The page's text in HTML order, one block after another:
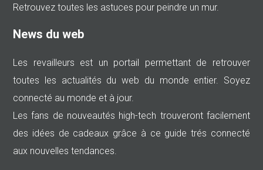
Retrouvez toutes les astuces pour peindre un mur.
News du web
Les revailleurs est un portail permettant de retrouver
toutes les actualités du web du monde entier. Soyez
connecté au monde et à jour.
Les fans de nouveautés high-tech trouveront facilement
des idées de cadeaux grâce à ce guide trés connecté
aux nouvelles tendances.